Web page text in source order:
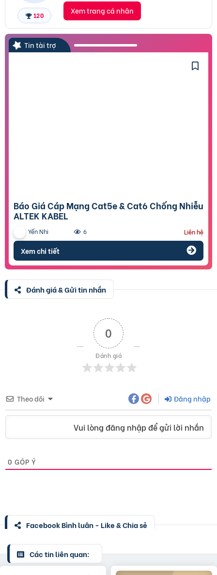
120 Xem trang cá nhân
Tin tài trợ
Báo Giá Cáp Mạng Cat5e & Cat6 Chống Nhiễu
ALTEK KABEL
Yến Nhi 6 Liên hệ
Xem chi tiết
Đánh giá & Gửi tin nhắn
0
Đánh giá
Theo dõi Đăng nhập
Vui lòng đăng nhập để gửi lời nhắn
0 GÓP Ý
Facebook Bình luận - Like & Chia sẻ
Các tin liên quan: